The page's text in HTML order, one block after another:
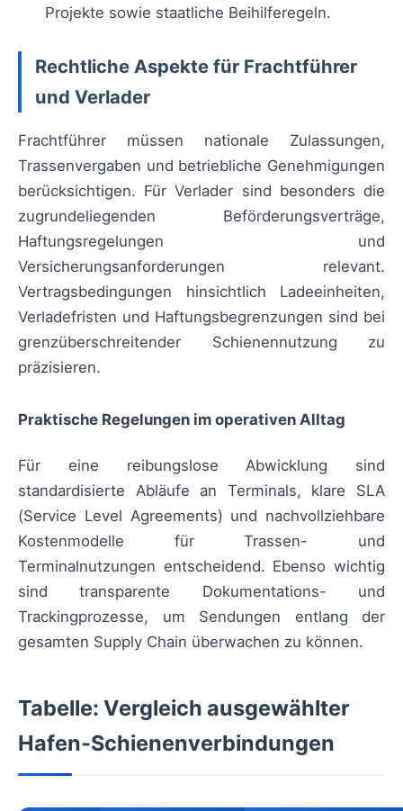
Projekte sowie staatliche Beihilferegeln.
Rechtliche Aspekte für Frachtführer
und Verlader
Frachtführer müssen nationale Zulassungen,
Trassenvergaben und betriebliche Genehmigungen
berücksichtigen. Für Verlader sind besonders die
zugrundeliegenden Beförderungsverträge,
Haftungsregelungen und
Versicherungsanforderungen relevant.
Vertragsbedingungen hinsichtlich Ladeeinheiten,
Verladefristen und Haftungsbegrenzungen sind bei
grenzüberschreitender Schienennutzung zu
präzisieren.
Praktische Regelungen im operativen Alltag
Für eine reibungslose Abwicklung sind
standardisierte Abläufe an Terminals, klare SLA
(Service Level Agreements) und nachvollziehbare
Kostenmodelle für Trassen- und
Terminalnutzungen entscheidend. Ebenso wichtig
sind transparente Dokumentations- und
Trackingprozesse, um Sendungen entlang der
gesamten Supply Chain überwachen zu können.
Tabelle: Vergleich ausgewählter
Hafen-Schienenverbindungen